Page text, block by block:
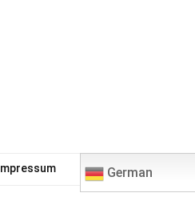
Impressum German